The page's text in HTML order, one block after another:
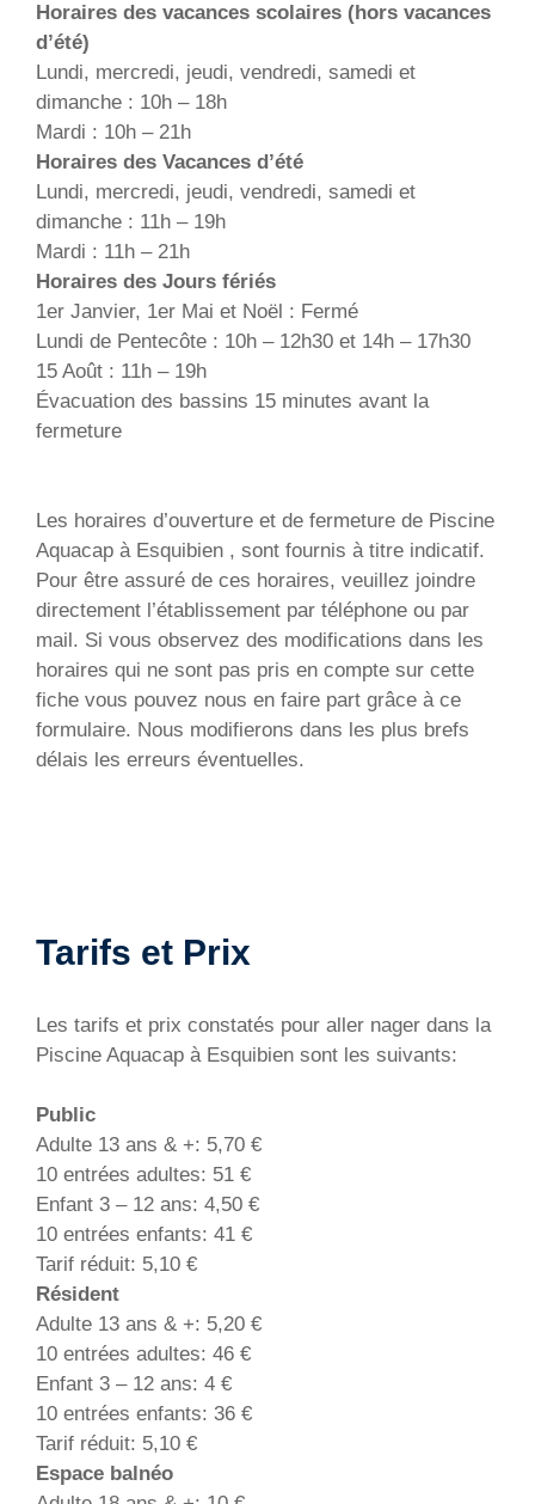
Horaires des vacances scolaires (hors vacances
d’été)
Lundi, mercredi, jeudi, vendredi, samedi et
dimanche : 10h – 18h
Mardi : 10h – 21h
Horaires des Vacances d’été
Lundi, mercredi, jeudi, vendredi, samedi et
dimanche : 11h – 19h
Mardi : 11h – 21h
Horaires des Jours fériés
1er Janvier, 1er Mai et Noël : Fermé
Lundi de Pentecôte : 10h – 12h30 et 14h – 17h30
15 Août : 11h – 19h
Évacuation des bassins 15 minutes avant la
fermeture
Les horaires d’ouverture et de fermeture de Piscine
Aquacap à Esquibien , sont fournis à titre indicatif.
Pour être assuré de ces horaires, veuillez joindre
directement l’établissement par téléphone ou par
mail. Si vous observez des modifications dans les
horaires qui ne sont pas pris en compte sur cette
fiche vous pouvez nous en faire part grâce à ce
formulaire. Nous modifierons dans les plus brefs
délais les erreurs éventuelles.
Tarifs et Prix
Les tarifs et prix constatés pour aller nager dans la
Piscine Aquacap à Esquibien sont les suivants:
Public
Adulte 13 ans & +: 5,70 €
10 entrées adultes: 51 €
Enfant 3 – 12 ans: 4,50 €
10 entrées enfants: 41 €
Tarif réduit: 5,10 €
Résident
Adulte 13 ans & +: 5,20 €
10 entrées adultes: 46 €
Enfant 3 – 12 ans: 4 €
10 entrées enfants: 36 €
Tarif réduit: 5,10 €
Espace balnéo